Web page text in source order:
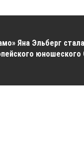
Яна Эльберг
юношеского